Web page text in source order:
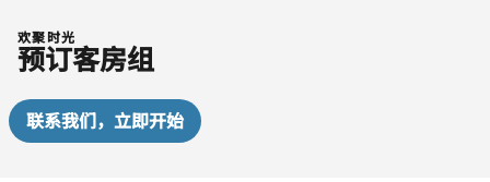
欢聚时光
预订客房组
联系我们，立即开始